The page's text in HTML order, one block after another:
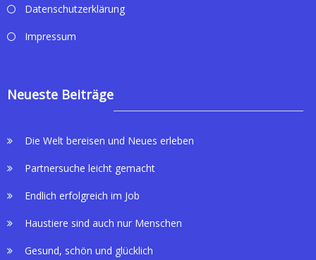
Datenschutzerklärung
Impressum
Neueste Beiträge
Die Welt bereisen und Neues erleben
Partnersuche leicht gemacht
Endlich erfolgreich im Job
Haustiere sind auch nur Menschen
Gesund, schön und glücklich